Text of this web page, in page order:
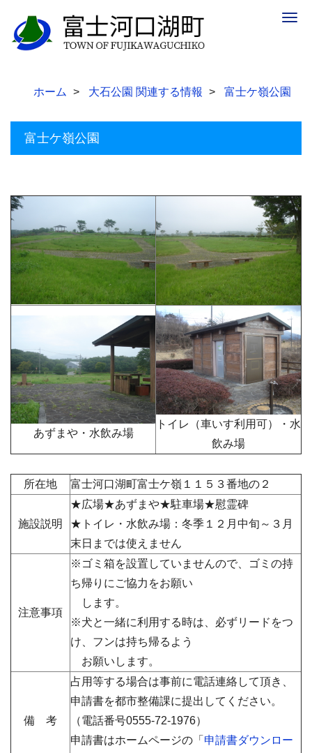
ホーム 大石公園 関連する情報 富士ケ嶺公園
富士ケ嶺公園
あずまや・水飲み場
トイレ（車いす利用可）・水
飲み場
所在地 富士河口湖町富士ケ嶺１１５３番地の２
施設説明
★広場★あずまや★駐車場★慰霊碑
★トイレ・水飲み場：冬季１２月中旬～３月
末日までは使えません
注意事項
※ゴミ箱を設置していませんので、ゴミの持
ち帰りにご協力をお願い
します。
※犬と一緒に利用する時は、必ずリードをつ
け、フンは持ち帰るよう
お願いします。
備 考
占用等する場合は事前に電話連絡して頂き、
申請書を都市整備課に提出してください。
（電話番号0555-72-1976）
申請書はホームページの「 申請書ダウンロー